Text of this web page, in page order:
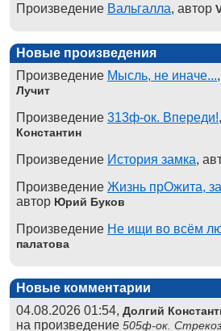
Произведение Вальгалла, автор
Новые произведения
Произведение Мысль, не иначе...
Лучит
Произведение 313ф-ок. Впереди!
Константин
Произведение История замка,
Произведение Жизнь прОжита,
автор Юрий Буков
Произведение Не ищи во всём
палатова
Новые комментарии
04.08.2026 01:54, Долгий
на произведение 505ф-ок.